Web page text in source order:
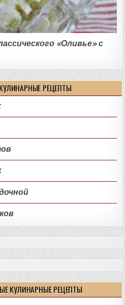
«Оливье» с
РЕЦЕПТЫ
КУЛИНАРНЫЕ РЕЦЕПТЫ